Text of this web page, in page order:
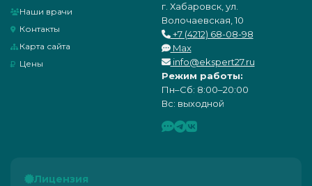
Наши врачи
Контакты
Карта сайта
Цены
г. Хабаровск, ул.
Волочаевская, 10
+7 (4212) 68-08-98
Max
info@ekspert27.ru
Режим работы:
Пн–Сб: 8:00–20:00
Вс: выходной
Лицензия